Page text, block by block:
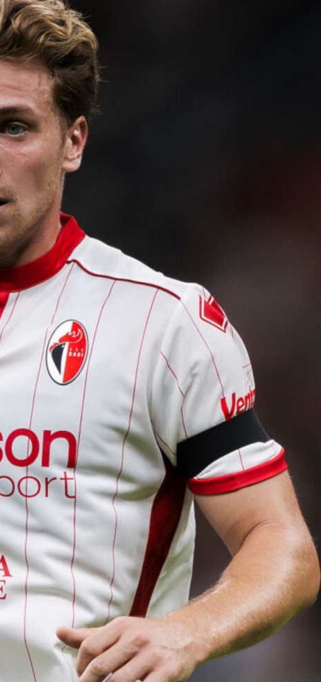
Ripescaggio in Serie B per il Bari: la
speranza è legata alla crisi della Juve
Stabia
28 Maggio 2026
Futuro Bari, Leccese a De Laurentiis:
“Serve un piano industriale serio,
non siamo una seconda squadra”
27 Maggio 2026